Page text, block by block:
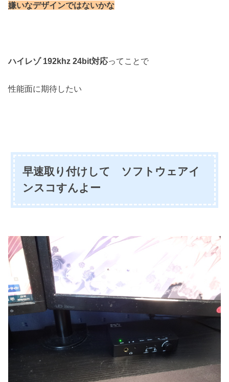
嫌いなデザインではないかな
ハイレゾ 192khz 24bit対応ってことで
性能面に期待したい
早速取り付けして ソフトウェアイ
ンスコすんよー